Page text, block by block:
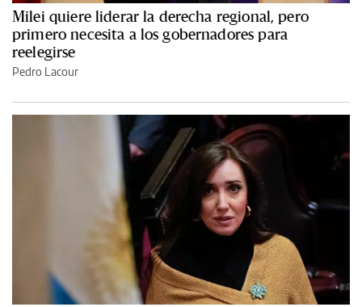
Milei quiere liderar la derecha regional, pero
primero necesita a los gobernadores para
reelegirse
Pedro Lacour